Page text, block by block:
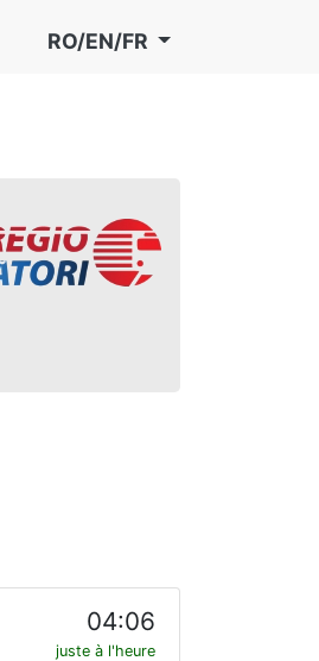
RO/EN/FR
04:06
juste à l'heure